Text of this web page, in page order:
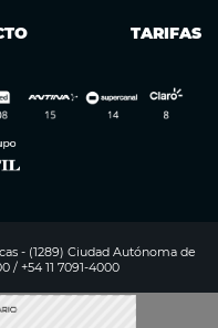
TARIFAS
- (1289) Ciudad Autónoma de
/ +54 11 7091-4000